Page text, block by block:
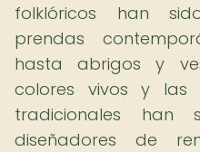
folklóricos han
prendas
hasta abrigos y
colores vivos y las
tradicionales han
diseñadores de